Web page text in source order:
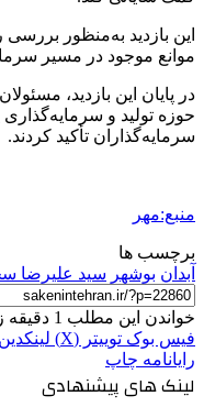
این بازدید به‌منظور
موانع موجود در مسیر
در پایان این بازدید،
حوزه تولید و سرمایه‌گذاری
سرمایه‌گذاران تأکید کردند.
منبع:مهر
برچسب ها
آبدان بوشهر سید علیرضا
خواندن این مطلب 1 دقیقه زمان میبرد
فیس بوک توییتر (X) لینکدین
رایانامه چاپ
لینک های پیشنهادی